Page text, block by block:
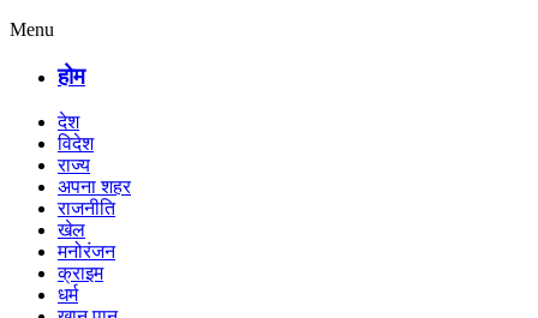
Menu
होम
देश
विदेश
राज्य
अपना शहर
राजनीति
खेल
मनोरंजन
क्राइम
धर्म